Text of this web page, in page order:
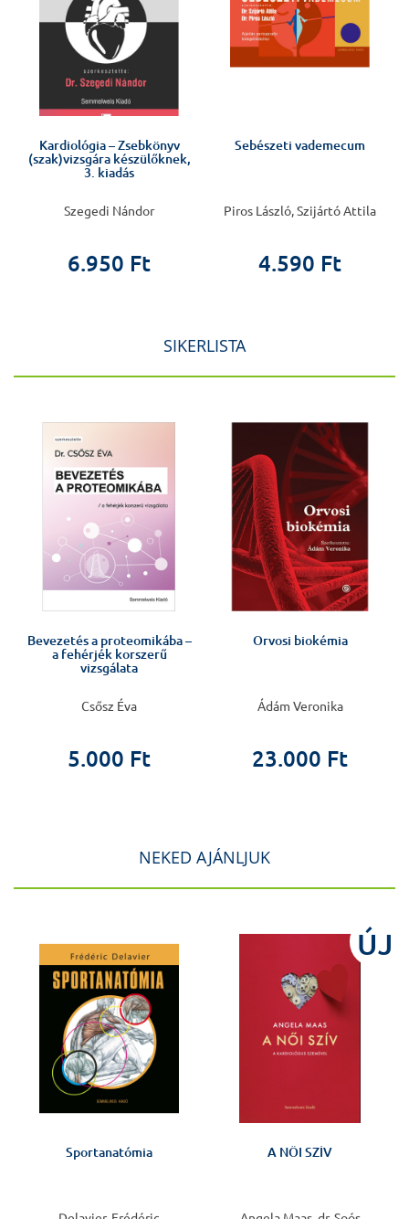
Kardiológia – Zsebkönyv
(szak)vizsgára készülőknek,
3. kiadás
Szegedi Nándor
6.950 Ft
Sebészeti vademecum
Piros László, Szijártó Attila
4.590 Ft
SIKERLISTA
Bevezetés a proteomikába –
a fehérjék korszerű
vizsgálata
Csősz Éva
5.000 Ft
Orvosi biokémia
Ádám Veronika
23.000 Ft
NEKED AJÁNLJUK
Sportanatómia
ÚJ
A NŐI SZÍV